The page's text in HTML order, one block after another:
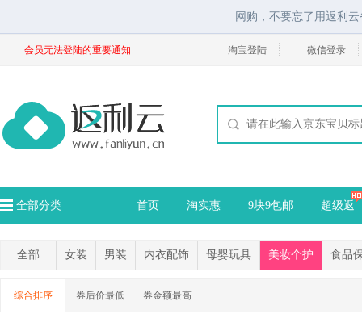
网购，不要忘了用返利
会员无法登陆的重要通知 淘宝登陆 微信登录
全部分类 首页 淘实惠 9块9包邮 超级返
全部 女装 男装 内衣配饰 母婴玩具 美妆个护 食品
综合排序 券后价最低 券金额最高